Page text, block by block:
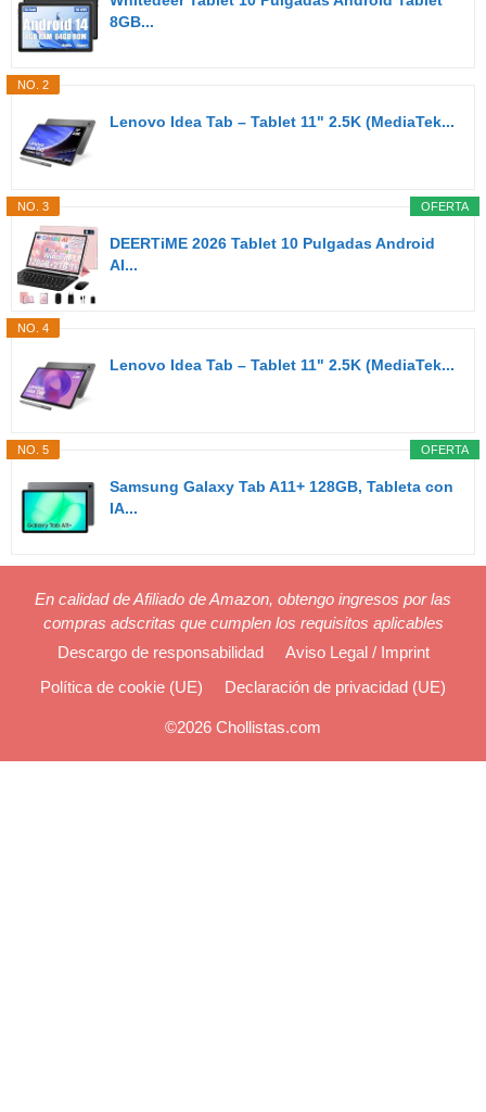
8GB...
NO. 2
Lenovo Idea Tab – Tablet 11" 2.5K (MediaTek...
OFERTA
NO. 3
DEERTiME 2026 Tablet 10 Pulgadas Android
AI...
NO. 4
Lenovo Idea Tab – Tablet 11" 2.5K (MediaTek...
OFERTA
NO. 5
Samsung Galaxy Tab A11+ 128GB, Tableta con
IA...
En calidad de Afiliado de Amazon, obtengo ingresos por las
compras adscritas que cumplen los requisitos aplicables
Descargo de responsabilidad
Aviso Legal / Imprint
Política de cookie (UE)
Declaración de privacidad (UE)
©2026 Chollistas.com